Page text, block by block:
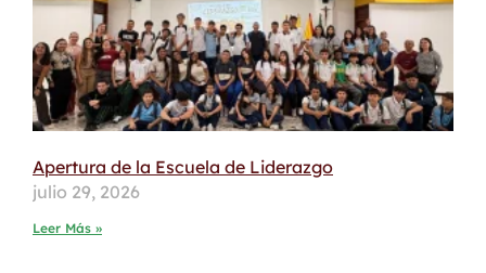
Apertura de la Escuela de Liderazgo
julio 29, 2026
Leer Más »